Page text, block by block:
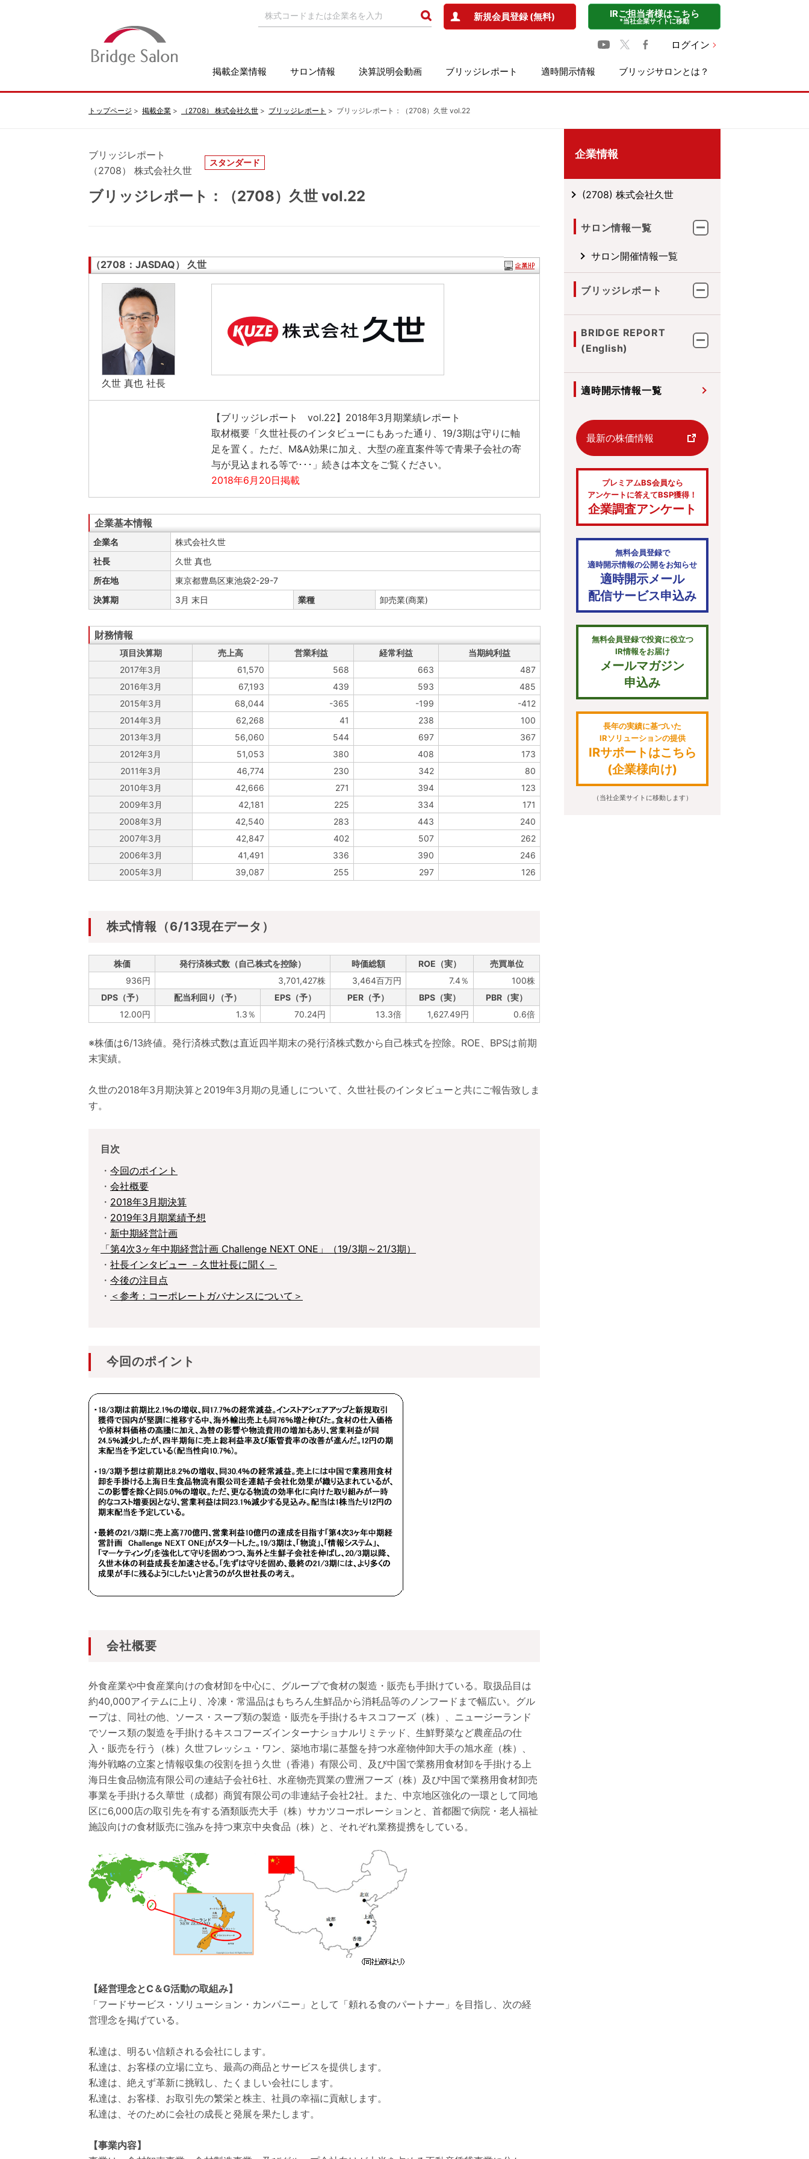
新規会員登録 (無料) IRご担当者様はこちら
*当社企業サイトに移動
ログイン
掲載企業情報 サロン情報 決算説明会動画 ブリッジレポート 適時開示情報 ブリッジサロンとは？
トップページ 掲載企業 （2708） 株式会社久世 ブリッジレポート ブリッジレポート：（2708）久世 vol.22
ブリッジレポート
（2708） 株式会社久世
スタンダード
ブリッジレポート：（2708）久世 vol.22
（2708：JASDAQ） 久世
久世 真也 社長
【ブリッジレポート vol.22】2018年3月期業績レポート
取材概要「久世社長のインタビューにもあった通り、19/3期は守りに軸
足を置く。ただ、M&A効果に加え、大型の産直案件等で青果子会社の寄
与が見込まれる等で･･･」続きは本文をご覧ください。
2018年6月20日掲載
企業名
株式会社久世
社長
久世 真也
所在地
東京都豊島区東池袋2-29-7
決算期
3月 末日 業種 卸売業(商業)
項目決算期 売上高 営業利益 経常利益
当期純利益
2017年3月
61,570 568 663
487
2016年3月
67,193 439 593
485
2015年3月
68,044 -365 -199
-412
2014年3月
62,268 41 238
100
2013年3月
56,060 544 697
367
2012年3月
51,053 380 408
173
2011年3月
46,774 230 342
80
2010年3月
42,666 271 394
123
2009年3月
42,181 225 334
171
2008年3月
42,540 283 443
240
2007年3月
42,847 402 507
262
2006年3月
41,491 336 390
246
2005年3月
39,087 255 297 126
株式情報（6/13現在データ）
株価 発行済株式数（自己株式を控除） 時価総額 ROE（実）
売買単位
936円
3,701,427株 3,464百万円 7.4％
100株
DPS（予）
配当利回り（予） EPS（予） PER（予） BPS（実）
PBR（実）
12.00円
1.3％ 70.24円 13.3倍 1,627.49円 0.6倍
※株価は6/13終値。発行済株式数は直近四半期末の発行済株式数から自己株式を控除。ROE、BPSは前期
末実績。
久世の2018年3月期決算と2019年3月期の見通しについて、久世社長のインタビューと共にご報告致しま
す。
目次
・ 今回のポイント
・ 会社概要
・ 2018年3月期決算
・ 2019年3月期業績予想
・ 新中期経営計画
「第4次3ヶ年中期経営計画 Challenge NEXT ONE」（19/3期～21/3期）
・ 社長インタビュー －久世社長に聞く－
・ 今後の注目点
・ ＜参考：コーポレートガバナンスについて＞
今回のポイント
会社概要
外食産業や中食産業向けの食材卸を中心に、グループで食材の製造・販売も手掛けている。取扱品目は
約40,000アイテムに上り、冷凍・常温品はもちろん生鮮品から消耗品等のノンフードまで幅広い。グル
ープは、同社の他、ソース・スープ類の製造・販売を手掛けるキスコフーズ（株）、ニュージーランド
でソース類の製造を手掛けるキスコフーズインターナショナルリミテッド、生鮮野菜など農産品の仕
入・販売を行う（株）久世フレッシュ・ワン、築地市場に基盤を持つ水産物仲卸大手の旭水産（株）、
海外戦略の立案と情報収集の役割を担う久世（香港）有限公司、及び中国で業務用食材卸を手掛ける上
海日生食品物流有限公司の連結子会社6社、水産物売買業の豊洲フーズ（株）及び中国で業務用食材卸売
事業を手掛ける久華世（成都）商貿有限公司の非連結子会社2社。また、中京地区強化の一環として同地
区に6,000店の取引先を有する酒類販売大手（株）サカツコーポレーションと、首都圏で病院・老人福祉
施設向けの食材販売に強みを持つ東京中央食品（株）と、それぞれ業務提携をしている。
【経営理念とC＆G活動の取組み】
「フードサービス・ソリューション・カンパニー」として「頼れる食のパートナー」を目指し、次の経
営理念を掲げている。
私達は、明るい信頼される会社にします。
私達は、お客様の立場に立ち、最高の商品とサービスを提供します。
私達は、絶えず革新に挑戦し、たくましい会社にします。
私達は、お客様、お取引先の繁栄と株主、社員の幸福に貢献します。
私達は、そのために会社の成長と発展を果たします。
【事業内容】
企業情報
(2708) 株式会社久世
サロン情報一覧
サロン開催情報一覧
ブリッジレポート
BRIDGE REPORT
(English)
適時開示情報一覧
最新の株価情報
プレミアムBS会員なら
アンケートに答えてBSP獲得！
企業調査アンケート
無料会員登録で
適時開示情報の公開をお知らせ
適時開示メール
配信サービス申込み
無料会員登録で投資に役立つ
IR情報をお届け
メールマガジン
申込み
長年の実績に基づいた
IRソリューションの提供
IRサポートはこちら
(企業様向け)
（当社企業サイトに移動します）